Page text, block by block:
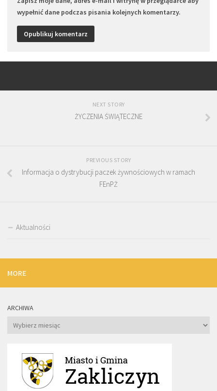
wypełnić dane podczas pisania kolejnych komentarzy.
NEXT STORY
ŻYCZENIA ŚWIĄTECZNE
PREVIOUS STORY
Informacja o dystrybucji paczek żywnościowych w ramach
FEnPŻ
Aktualności
MORE
ARCHIWA
Archiwa